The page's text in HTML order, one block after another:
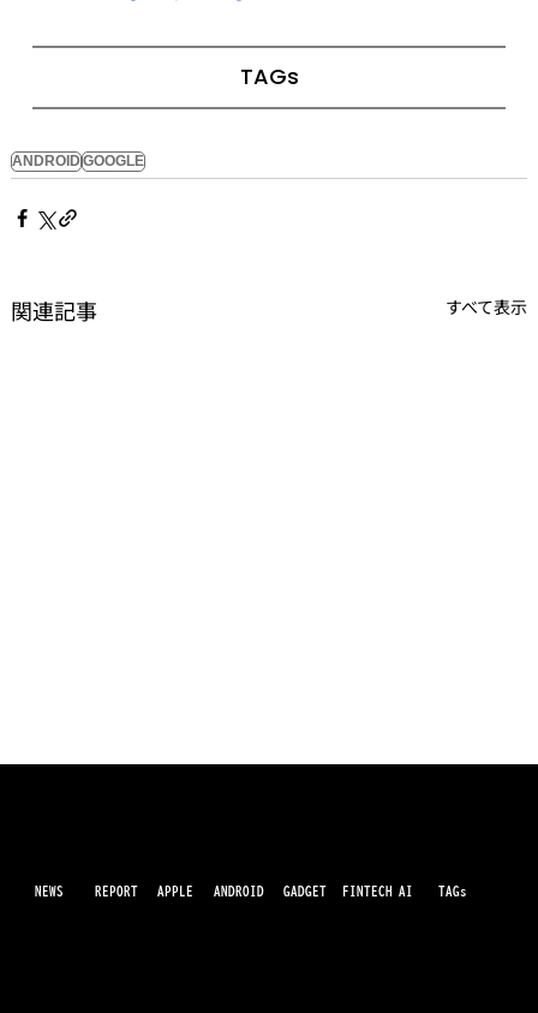
TAGs
ANDROIDGOOGLE
関連記事 すべて表示
NEWS REPORT APPLE ANDROID GADGET FINTECH AI TAGs